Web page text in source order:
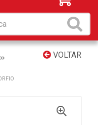
VOLTAR